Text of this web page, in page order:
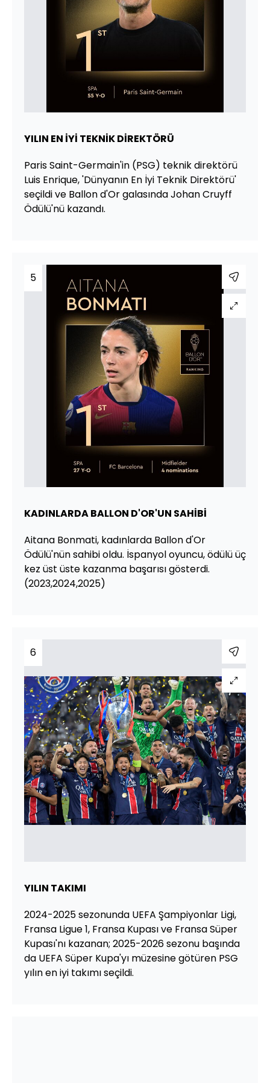
YILIN EN İYİ TEKNİK DİREKTÖRÜ
Paris Saint-Germain'in (PSG) teknik direktörü
Luis Enrique, 'Dünyanın En İyi Teknik Direktörü'
seçildi ve Ballon d'Or galasında Johan Cruyff
Ödülü'nü kazandı.
5
KADINLARDA BALLON D'OR'UN SAHİBİ
Aitana Bonmati, kadınlarda Ballon d'Or
Ödülü'nün sahibi oldu. İspanyol oyuncu, ödülü üç
kez üst üste kazanma başarısı gösterdi.
(2023,2024,2025)
6
YILIN TAKIMI
2024-2025 sezonunda UEFA Şampiyonlar Ligi,
Fransa Ligue 1, Fransa Kupası ve Fransa Süper
Kupası'nı kazanan; 2025-2026 sezonu başında
da UEFA Süper Kupa'yı müzesine götüren PSG
yılın en iyi takımı seçildi.